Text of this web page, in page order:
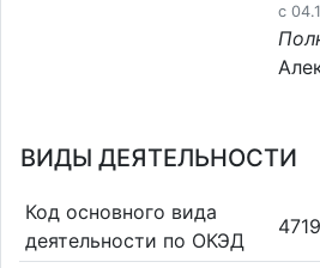
c
ВИДЫ ДЕЯТЕЛЬНОСТИ
Код основного вида
деятельности по ОКЭД